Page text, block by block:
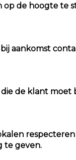
op de hoogte te
aankomst
de klant
te geven.